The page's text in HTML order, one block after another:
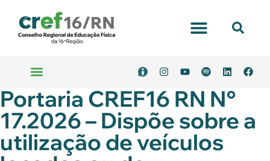
Portaria CREF16 RN N°
17.2026 – Dispõe sobre a
utilização de veículos